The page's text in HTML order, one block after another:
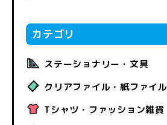
カテゴリ
ステーショナリー・文具
クリアファイル・紙ファイル
Tシャツ・ファッション雑貨